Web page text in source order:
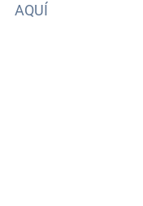
AQUÍ